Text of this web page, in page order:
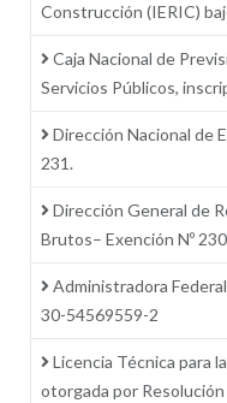
Construcción (IERIC)
Caja Nacional de
Servicios Públicos,
Dirección Nacional de
231.
Dirección General de
Brutos– Exención Nº
Administradora
30-54569559-2
Licencia Técnica para
otorgada por Resolución